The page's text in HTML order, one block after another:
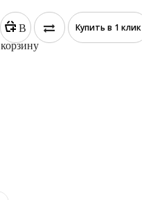
В
корзину
Купить в 1 клик